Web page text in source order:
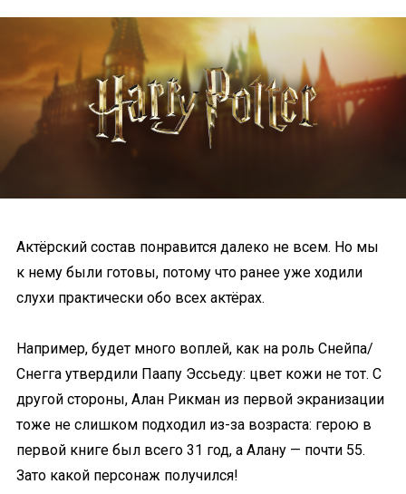
Актёрский состав понравится далеко не всем. Но мы
к нему были готовы, потому что ранее уже ходили
слухи практически обо всех актёрах.
Например, будет много воплей, как на роль Снейпа/
Снегга утвердили Паапу Эссьеду: цвет кожи не тот. С
другой стороны, Алан Рикман из первой экранизации
тоже не слишком подходил из-за возраста: герою в
первой книге был всего 31 год, а Алану — почти 55.
Зато какой персонаж получился!